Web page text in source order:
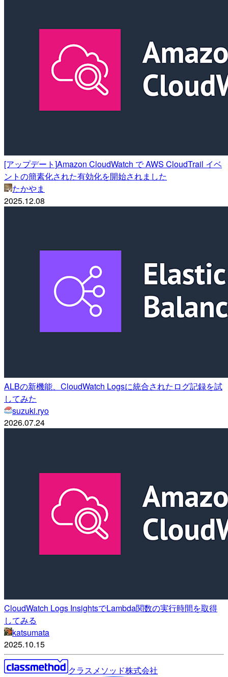
[アップデート]Amazon CloudWatch で AWS CloudTrail イベ
ントの簡素化された有効化を開始されました
たかやま
2025.12.08
ALBの新機能、CloudWatch Logsに統合されたログ記録を試
してみた
suzuki.ryo
2026.07.24
CloudWatch Logs InsightsでLambda関数の実行時間を取得
してみる
katsumata
2025.10.15
クラスメソッド株式会社